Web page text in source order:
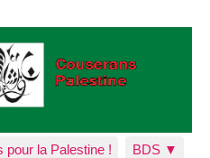
pour la Palestine !
BDS ▼